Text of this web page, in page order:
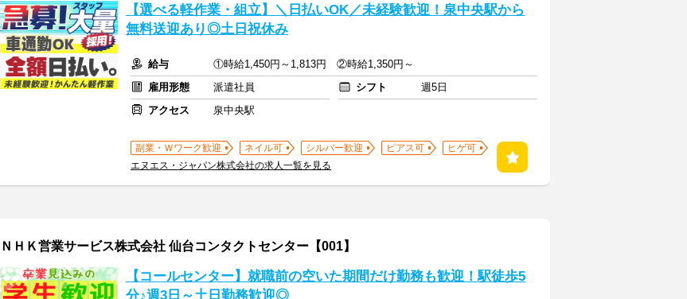
【選べる軽作業・組立】＼日払いOK／未経験歓迎！泉中央駅から
無料送迎あり◎土日祝休み
給与
①時給1,450円～1,813円 ②時給1,350円～
雇用形態
派遣社員 シフト
週5日
アクセス
泉中央駅
副業・Ｗワーク歓迎 ネイル可 シルバー歓迎 ピアス可
ヒゲ可
エヌエス・ジャパン株式会社の求人一覧を見る
ＮＨＫ営業サービス株式会社 仙台コンタクトセンター【001】
【コールセンター】就職前の空いた期間だけ勤務も歓迎！駅徒歩5
分♪週3日～土日勤務歓迎◎